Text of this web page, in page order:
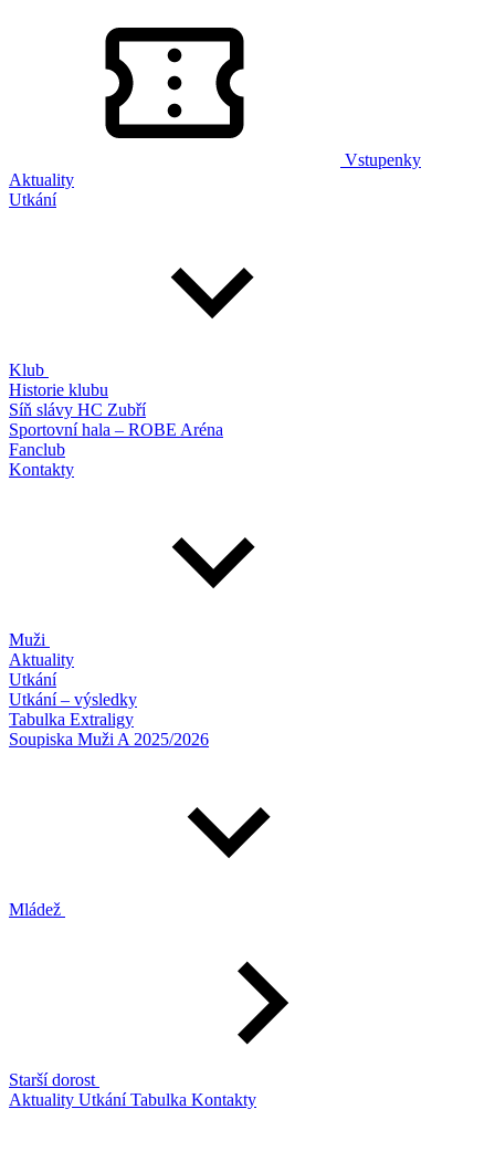
Vstupenky
Aktuality
Utkání
Klub
Historie klubu
Síň slávy HC Zubří
Sportovní hala – ROBE Aréna
Fanclub
Kontakty
Muži
Aktuality
Utkání
Utkání – výsledky
Tabulka Extraligy
Soupiska Muži A 2025/2026
Mládež
Starší dorost
Aktuality UtkáníTabulka Kontakty